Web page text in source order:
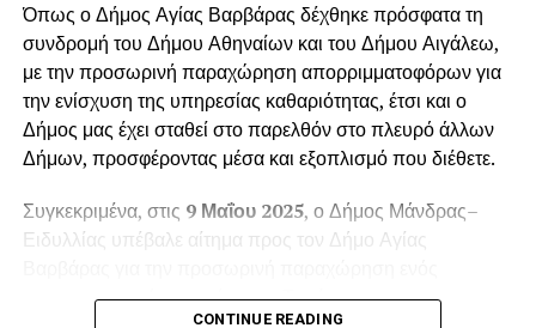
Όπως ο Δήμος Αγίας Βαρβάρας δέχθηκε πρόσφατα τη
συνδρομή του Δήμου Αθηναίων και του Δήμου Αιγάλεω,
με την προσωρινή παραχώρηση απορριμματοφόρων για
την ενίσχυση της υπηρεσίας καθαριότητας, έτσι και ο
Δήμος μας έχει σταθεί στο παρελθόν στο πλευρό άλλων
Δήμων, προσφέροντας μέσα και εξοπλισμό που διέθετε.
Συγκεκριμένα, στις 9 Μαΐου 2025, ο Δήμος Μάνδρας–
Ειδυλλίας υπέβαλε αίτημα προς τον Δήμο Αγίας
απορριμματοφόρου οχήματος. Το αίτημα
CONTINUE READING